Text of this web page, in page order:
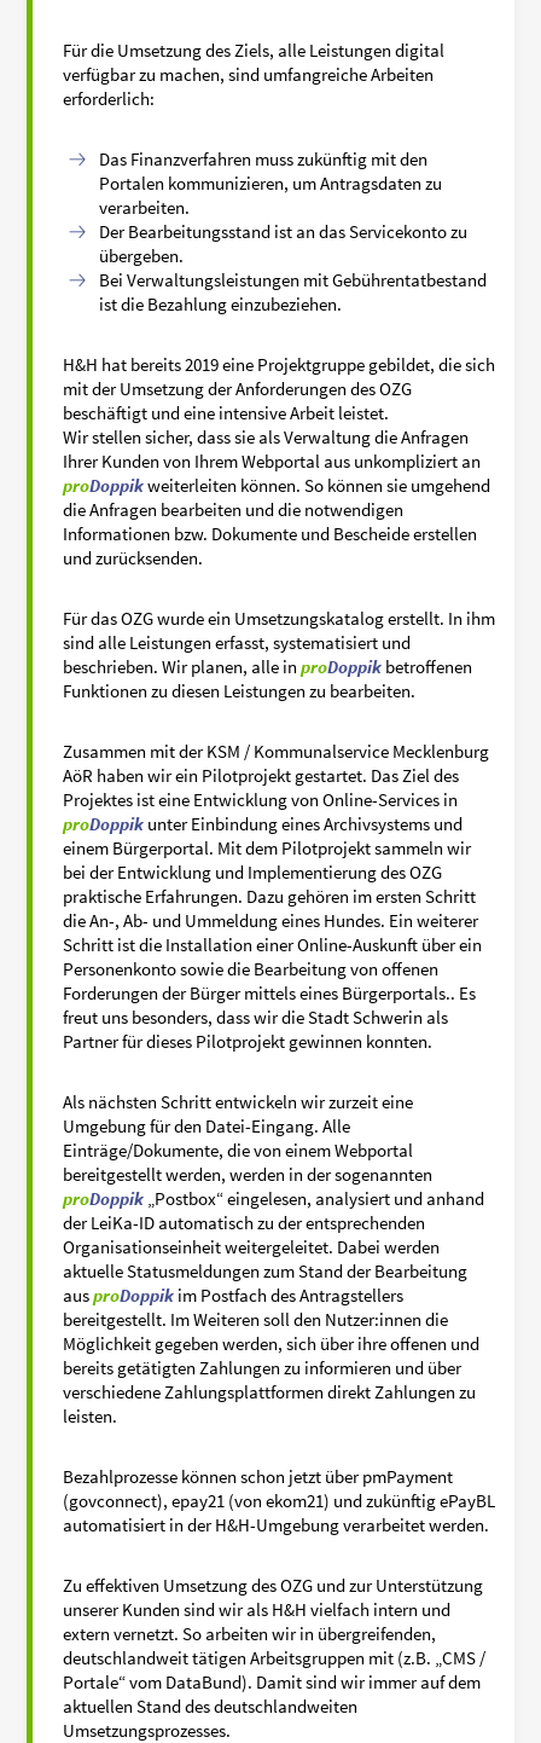
Für die Umsetzung des Ziels, alle Leistungen digital
verfügbar zu machen, sind umfangreiche Arbeiten
erforderlich:
Das Finanzverfahren muss zukünftig mit den
Portalen kommunizieren, um Antragsdaten zu
verarbeiten.
Der Bearbeitungsstand ist an das Servicekonto zu
übergeben.
Bei Verwaltungsleistungen mit Gebührentatbestand
ist die Bezahlung einzubeziehen.
H&H hat bereits 2019 eine Projektgruppe gebildet, die sich
mit der Umsetzung der Anforderungen des OZG
beschäftigt und eine intensive Arbeit leistet.
Wir stellen sicher, dass sie als Verwaltung die Anfragen
Ihrer Kunden von Ihrem Webportal aus unkompliziert an
proDoppikweiterleiten können. So können sie umgehend
die Anfragen bearbeiten und die notwendigen
Informationen bzw. Dokumente und Bescheide erstellen
und zurücksenden.
Für das OZG wurde ein Umsetzungskatalog erstellt. In ihm
sind alle Leistungen erfasst, systematisiert und
beschrieben. Wir planen, alle inproDoppik betroffenen
Funktionen zu diesen Leistungen zu bearbeiten.
Zusammen mit der KSM / Kommunalservice Mecklenburg
AöR haben wir ein Pilotprojekt gestartet. Das Ziel des
Projektes ist eine Entwicklung von Online-Services in
proDoppik unter Einbindung eines Archivsystems und
einem Bürgerportal. Mit dem Pilotprojekt sammeln wir
bei der Entwicklung und Implementierung des OZG
praktische Erfahrungen. Dazu gehören im ersten Schritt
die An-, Ab- und Ummeldung eines Hundes. Ein weiterer
Schritt ist die Installation einer Online-Auskunft über ein
Personenkonto sowie die Bearbeitung von offenen
Forderungen der Bürger mittels eines Bürgerportals.. Es
freut uns besonders, dass wir die Stadt Schwerin als
Partner für dieses Pilotprojekt gewinnen konnten.
Als nächsten Schritt entwickeln wir zurzeit eine
Umgebung für den Datei-Eingang. Alle
Einträge/Dokumente, die von einem Webportal
bereitgestellt werden, werden in der sogenannten
proDoppik „Postbox“ eingelesen, analysiert und anhand
der LeiKa-ID automatisch zu der entsprechenden
Organisationseinheit weitergeleitet. Dabei werden
aktuelle Statusmeldungen zum Stand der Bearbeitung
ausproDoppik im Postfach des Antragstellers
bereitgestellt. Im Weiteren soll den Nutzer:innen die
Möglichkeit gegeben werden, sich über ihre offenen und
bereits getätigten Zahlungen zu informieren und über
verschiedene Zahlungsplattformen direkt Zahlungen zu
leisten.
Bezahlprozesse können schon jetzt über pmPayment
(govconnect), epay21 (von ekom21) und zukünftig ePayBL
automatisiert in der H&H-Umgebung verarbeitet werden.
Zu effektiven Umsetzung des OZG und zur Unterstützung
unserer Kunden sind wir als H&H vielfach intern und
extern vernetzt. So arbeiten wir in übergreifenden,
deutschlandweit tätigen Arbeitsgruppen mit (z.B. „CMS /
Portale“ vom DataBund). Damit sind wir immer auf dem
aktuellen Stand des deutschlandweiten
Umsetzungsprozesses.